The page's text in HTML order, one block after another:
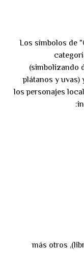
Los símbolos de
(simbolizando
plátanos y uvas)
los personajes
Jardín de flores: Scatter (١٠ libras), más otros